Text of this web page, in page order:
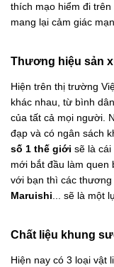
thích mạo hiểm đi
mang lại cảm giác
Thương hiệu sản
Hiện trên thị trường
khác nhau, từ bình
của tất cả mọi người.
đạp và có ngân sách
số 1 thế giới sẽ là
mới bắt đầu làm quen
với bạn thì các
Maruishi... sẽ là một
Chất liệu khung
Hiện nay có 3 loại vật